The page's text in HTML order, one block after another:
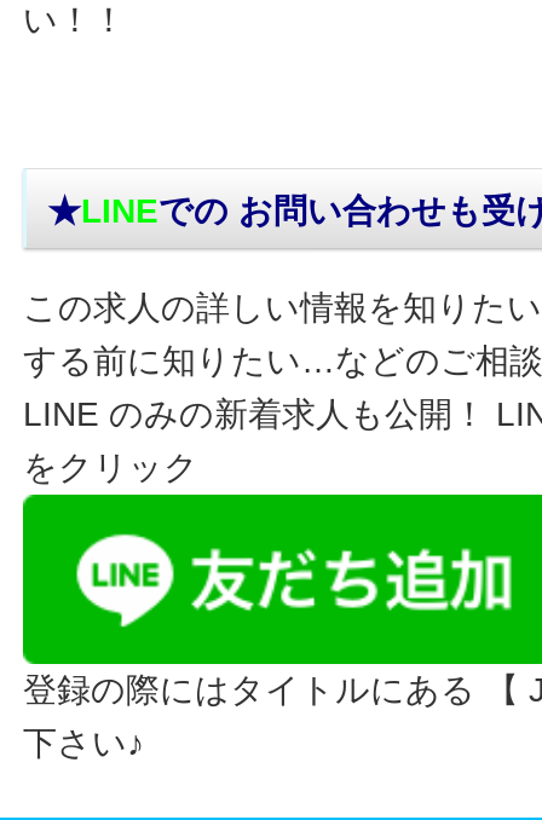
い！！
★LINEでの お問い合わせも受
この求人の詳しい情報を知りた
する前に知りたい…などのご相
LINE のみの新着求人も公開！
をクリック
登録の際にはタイトルにある 【
下さい♪